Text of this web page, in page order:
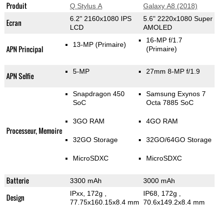
Produit Q Stylus A Galaxy A8 (2018)
Ecran
6.2" 2160x1080 IPS
LCD
5.6" 2220x1080 Super
AMOLED
APN Principal 13-MP (Primaire)
16-MP f/1.7
(Primaire)
APN Selfie 5-MP 27mm 8-MP f/1.9
Processeur, Memoire
Snapdragon 450
SoC
3GO RAM
32GO Storage
MicroSDXC
Samsung Exynos 7
Octa 7885 SoC
4GO RAM
32GO/64GO Storage
MicroSDXC
Batterie 3300 mAh 3000 mAh
Design IPxx, 172g
77.75x160.15x8.4 mm
IP68, 172g
70.6x149.2x8.4 mm